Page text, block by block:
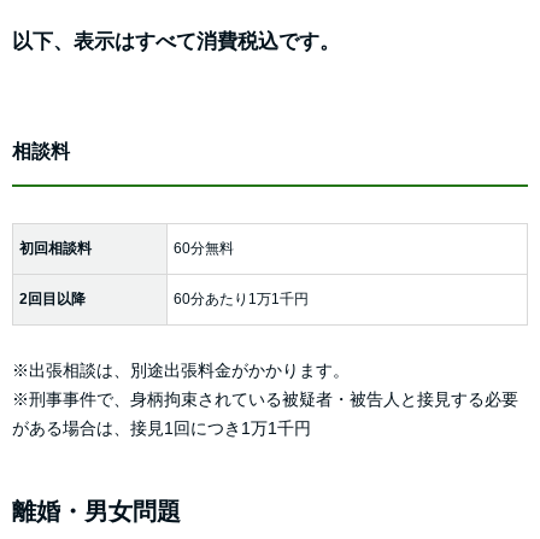
以下、表示はすべて消費税込です。
相談料
初回相談料 60分無料
2回目以降 60分あたり1万1千円
※出張相談は、別途出張料金がかかります。
※刑事事件で、身柄拘束されている被疑者・被告人と接見する必要
がある場合は、接見1回につき1万1千円
離婚・男女問題